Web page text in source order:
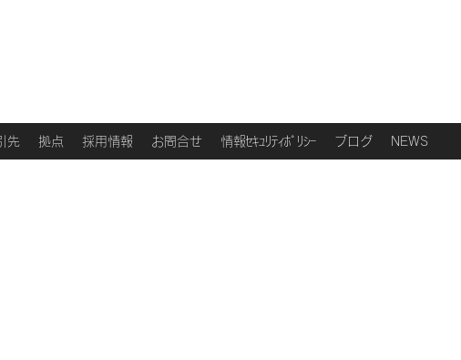
先 拠点 採用情報 お問合せ 情報ｾｷｭﾘﾃｨﾎﾟﾘｼｰ ブログ NEWS